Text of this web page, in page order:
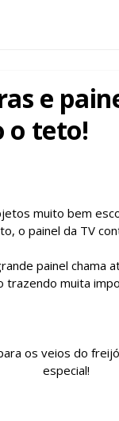
e
o teto!
muito bem
o painel da TV
painel chama
muita
os veios do
especial!